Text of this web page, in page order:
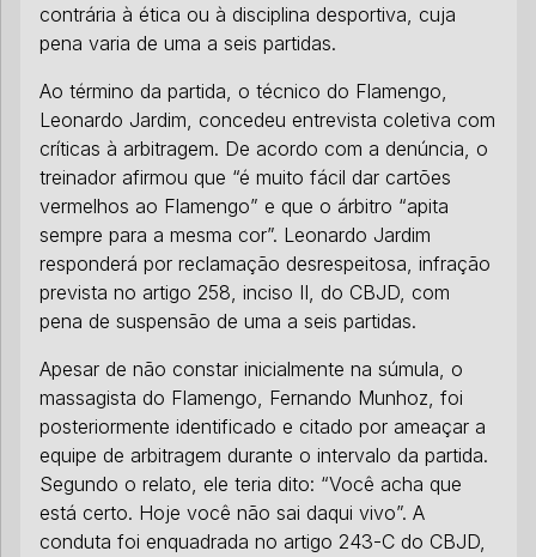
contrária à ética ou à disciplina desportiva, cuja
pena varia de uma a seis partidas.
Ao término da partida, o técnico do Flamengo,
Leonardo Jardim, concedeu entrevista coletiva com
críticas à arbitragem. De acordo com a denúncia, o
treinador afirmou que “é muito fácil dar cartões
vermelhos ao Flamengo” e que o árbitro “apita
sempre para a mesma cor”. Leonardo Jardim
responderá por reclamação desrespeitosa, infração
prevista no artigo 258, inciso II, do CBJD, com
pena de suspensão de uma a seis partidas.
Apesar de não constar inicialmente na súmula, o
massagista do Flamengo, Fernando Munhoz, foi
posteriormente identificado e citado por ameaçar a
equipe de arbitragem durante o intervalo da partida.
Segundo o relato, ele teria dito: “Você acha que
está certo. Hoje você não sai daqui vivo”. A
conduta foi enquadrada no artigo 243-C do CBJD,